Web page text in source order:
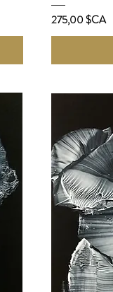
Prix
275,00 $CA